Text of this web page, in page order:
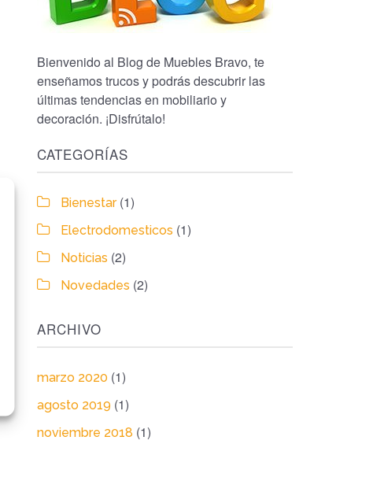
Bienvenido al Blog de Muebles Bravo, te
enseñamos trucos y podrás descubrir las
últimas tendencias en mobiliario y
decoración. ¡Disfrútalo!
CATEGORÍAS
Bienestar(1)
Electrodomesticos (1)
Noticias (2)
Novedades (2)
ARCHIVO
marzo 2020 (1)
agosto 2019 (1)
noviembre 2018 (1)